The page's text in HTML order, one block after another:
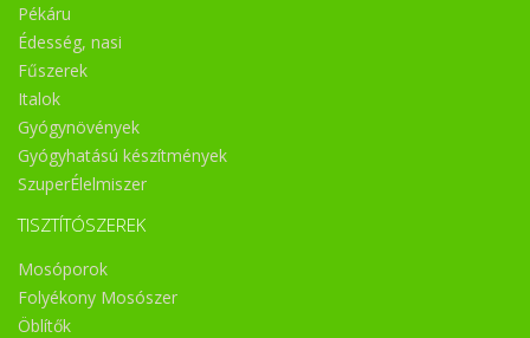
Pékáru
Édesség, nasi
Fűszerek
Italok
Gyógynövények
Gyógyhatású készítmények
SzuperÉlelmiszer
TISZTÍTÓSZEREK
Mosóporok
Folyékony Mosószer
Öblítők